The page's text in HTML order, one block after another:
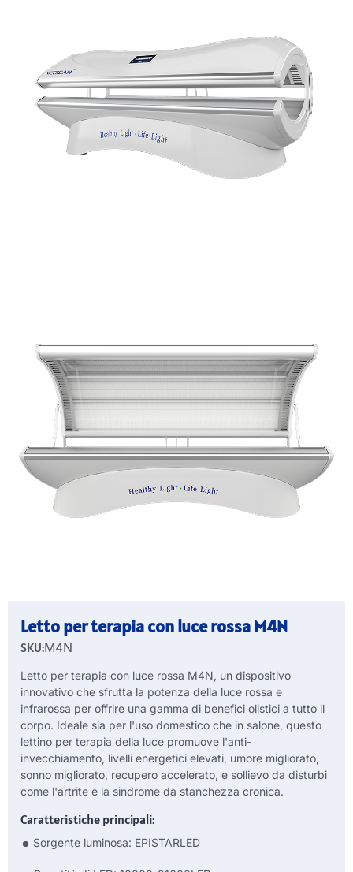
Letto per terapia con luce rossa M4N
SKU:M4N
Letto per terapia con luce rossa M4N, un dispositivo
innovativo che sfrutta la potenza della luce rossa e
infrarossa per offrire una gamma di benefici olistici a tutto il
corpo. Ideale sia per l'uso domestico che in salone, questo
lettino per terapia della luce promuove l'anti-
invecchiamento, livelli energetici elevati, umore migliorato,
sonno migliorato, recupero accelerato, e sollievo da disturbi
come l'artrite e la sindrome da stanchezza cronica.
Caratteristiche principali:
Sorgente luminosa: EPISTARLED